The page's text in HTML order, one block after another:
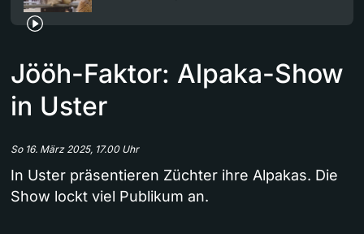
Jööh-Faktor: Alpaka-Show
in Uster
So 16. März 2025, 17.00 Uhr
In Uster präsentieren Züchter ihre Alpakas. Die
Show lockt viel Publikum an.